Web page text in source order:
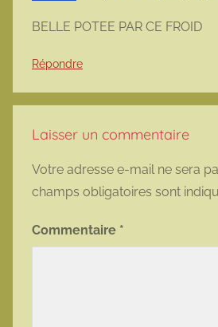
BELLE POTEE PAR CE FROID
Répondre
Laisser un commentaire
Votre adresse e-mail ne sera
champs obligatoires sont
Commentaire *